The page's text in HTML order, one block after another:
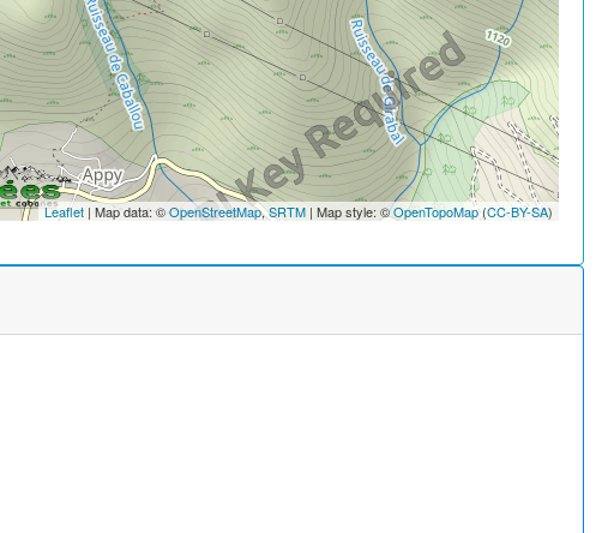
Leaflet | Map data: ©OpenStreetMap,SRTM | Map style: ©OpenTopoMap(CC-BY-SA)